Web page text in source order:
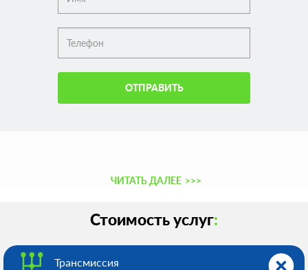
ОТПРАВИТЬ
ЧИТАТЬ ДАЛЕЕ >>>
Стоимость услуг:
Трансмиссия